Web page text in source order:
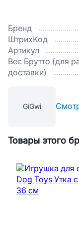
Бренд
ШтрихКод
Артикул
Вес Брутто (для
доставки)
GiGwi
Товары этого